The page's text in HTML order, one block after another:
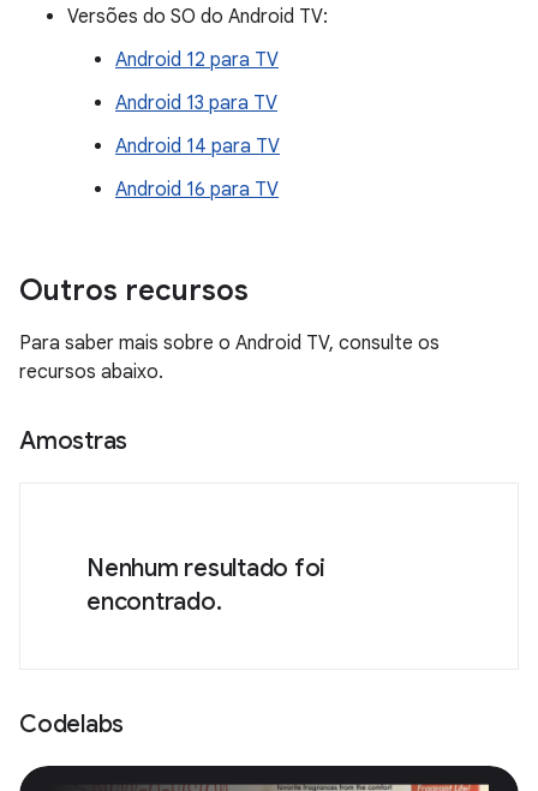
Versões do SO do Android TV:
Android 12 para TV
Android 13 para TV
Android 14 para TV
Android 16 para TV
Outros recursos
Para saber mais sobre o Android TV, consulte os
recursos abaixo.
Amostras
Nenhum resultado foi
encontrado.
Codelabs